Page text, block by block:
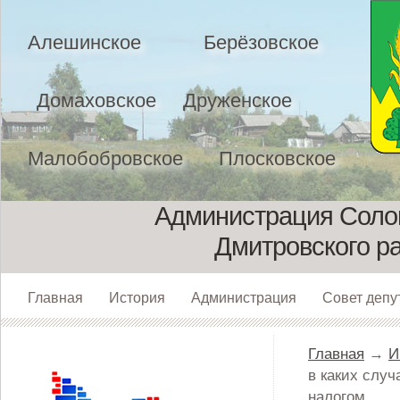
Алешинское Берёзовское
Домаховское Друженское
Малобобровское Плосковское
Главная История Администрация Совет
Администрация
Дмитровского
Главная →
в каких